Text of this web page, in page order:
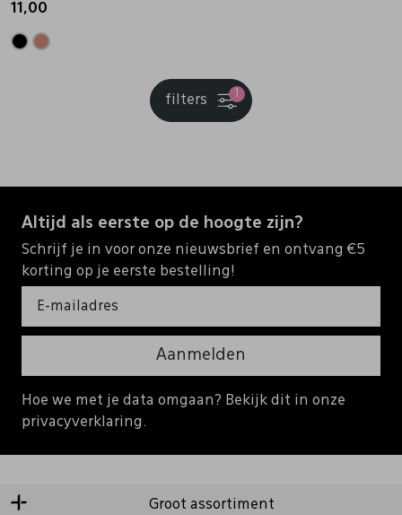
11,00
filters
Altijd als eerste op de hoogte zijn?
Schrijf je in voor onze nieuwsbrief en ontvang €5
korting op je eerste bestelling!
Aanmelden
Hoe we met je data omgaan? Bekijk dit in onze
privacyverklaring.
Groot assortiment